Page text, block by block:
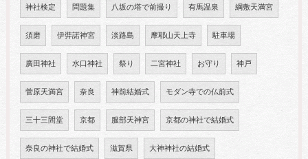
神社検定 問題集 八坂の塔で前撮り 有馬温泉 綱敷天満宮
須磨 伊弉諾神宮 淡路島 摩耶山天上寺 駐車場
廣田神社 水口神社 祭り 二宮神社 お守り 神戸
菅原天満宮 奈良 神前結婚式 モダン寺での仏前式
三十三間堂 京都 服部天神宮 京都の神社で結婚式
奈良の神社で結婚式 滋賀県 大神神社の結婚式